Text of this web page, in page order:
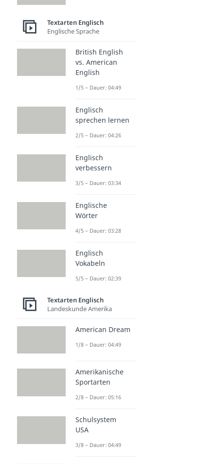
Textarten Englisch
Englische Sprache
British English
vs. American
English
1/5 – Dauer: 04:49
Englisch
sprechen lernen
2/5 – Dauer: 04:26
Englisch
verbessern
3/5 – Dauer: 03:34
Englische
Wörter
4/5 – Dauer: 03:28
Englisch
Vokabeln
5/5 – Dauer: 02:39
Textarten Englisch
Landeskunde Amerika
American Dream
1/8 – Dauer: 04:49
Amerikanische
Sportarten
2/8 – Dauer: 05:16
Schulsystem
USA
3/8 – Dauer: 04:49